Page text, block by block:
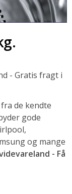
- Gratis fragt i
de kendte
gode
og mange
- Få